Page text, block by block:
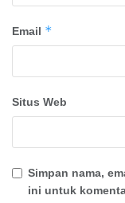
Email *
Situs Web
Simpan nama,
ini untuk